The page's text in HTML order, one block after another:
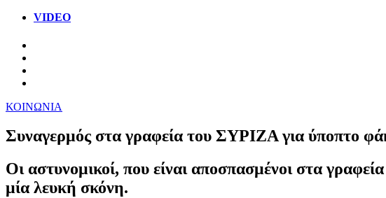
VIDEO
ΚΟΙΝΩΝΙΑ
Συναγερμός στα γραφεία του ΣΥΡΙΖΑ για ύποπτο
Οι αστυνομικοί, που είναι αποσπασμένοι στα
μία λευκή σκόνη.